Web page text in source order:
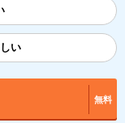
い
無料